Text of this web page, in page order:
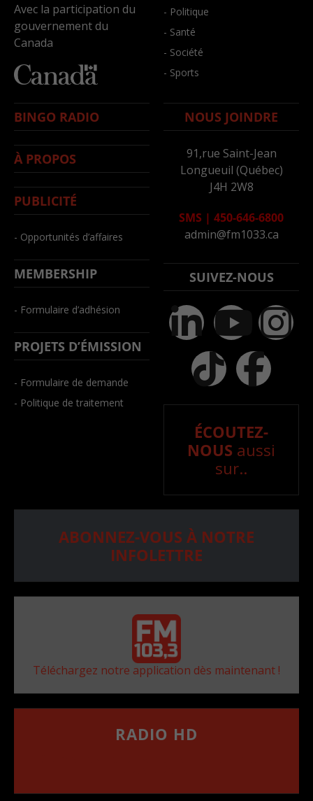
Avec la participation du
gouvernement du
Canada
- Politique
- Santé
- Société
- Sports
BINGO RADIO
À PROPOS
PUBLICITÉ
- Opportunités d’affaires
MEMBERSHIP
- Formulaire d’adhésion
PROJETS D’ÉMISSION
- Formulaire de demande
- Politique de traitement
NOUS JOINDRE
91,rue Saint-Jean
Longueuil (Québec)
J4H 2W8
SMS | 450-646-6800
admin@fm1033.ca
SUIVEZ-NOUS
ÉCOUTEZ-
NOUS aussi
sur..
ABONNEZ-VOUS À NOTRE
INFOLETTRE
Téléchargez notre application dès maintenant !
RADIO HD